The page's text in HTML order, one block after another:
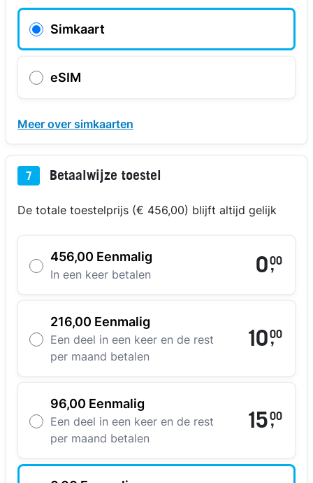
Simkaart
eSIM
Meer over simkaarten
7 Betaalwijze toestel
De totale toestelprijs (€ 456,00) blijft altijd gelijk
456,00 Eenmalig
In een keer betalen 0,
00
216,00 Eenmalig
Een deel in een keer en de rest
per maand betalen
10,
00
96,00 Eenmalig
Een deel in een keer en de rest
per maand betalen
15,
00